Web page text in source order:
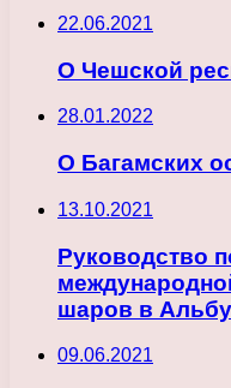
22.06.2021
О Чешской
28.01.2022
О Багамских
13.10.2021
Руководство
шаров в
09.06.2021